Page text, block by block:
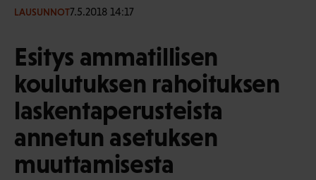
fLAUSUNNOT7.5.2018 14:17
Esitys ammatillisen
koulutuksen rahoituksen
laskentaperusteista
annetun asetuksen
muuttamisesta